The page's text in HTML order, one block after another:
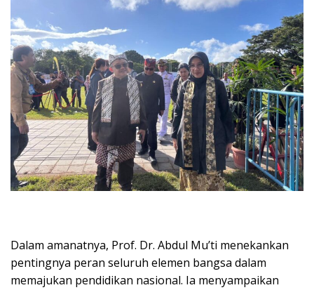
Dalam amanatnya, Prof. Dr. Abdul Mu’ti menekankan
pentingnya peran seluruh elemen bangsa dalam
memajukan pendidikan nasional. Ia menyampaikan